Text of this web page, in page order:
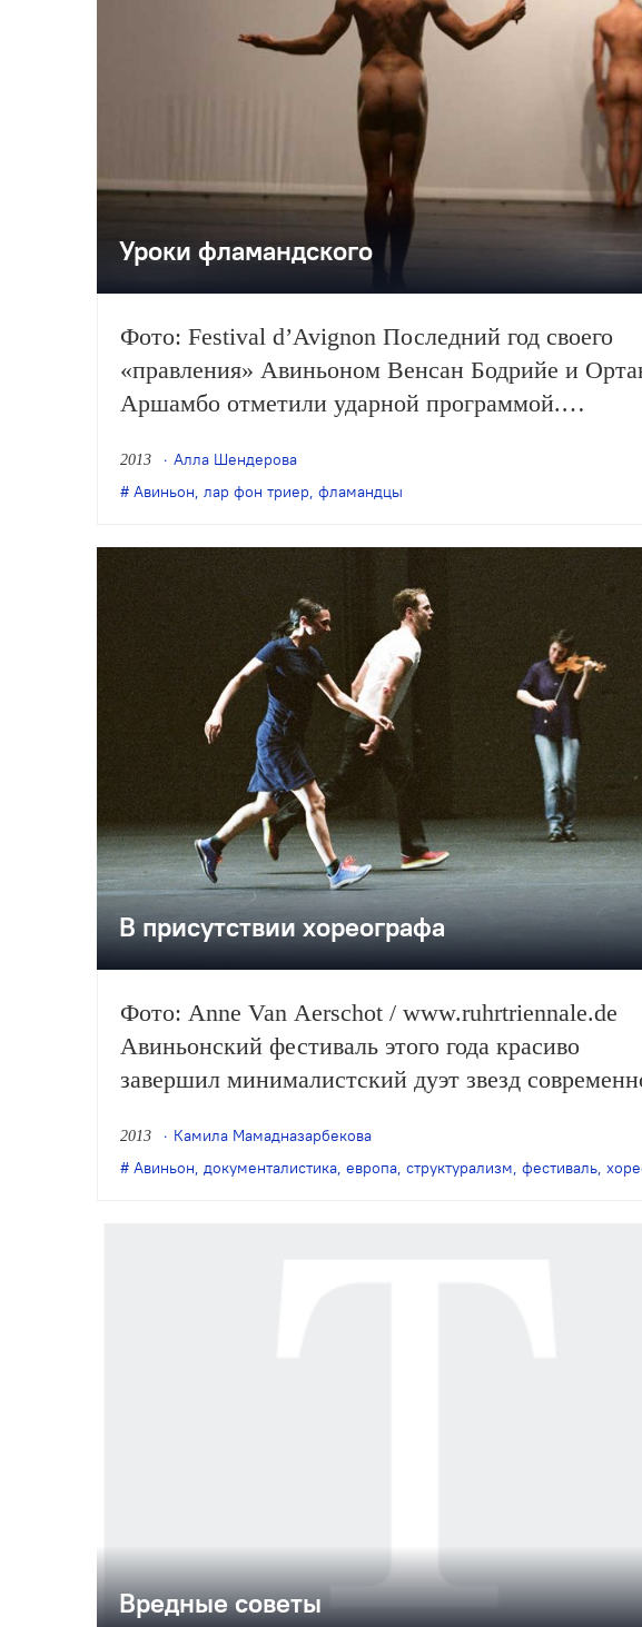
Уроки фламандского
Фото: Festival d’Avignon Последний год своего
«правления» Авиньоном Венсан Бодрийе и
Аршамбо отметили ударной программой.
2013
Алла Шендерова
Авиньон, лар фон триер, фламандцы
В присутствии хореографа
Фото: Anne Van Aerschot / www.ruhrtriennale.de
Авиньонский фестиваль этого года красиво
завершил минималистский дуэт звезд
показанный в огромном Почетном дворе Папского
дворца.
2013
Камила Мамадназарбекова
Авиньон, документалистика, европа, структурализм, фестиваль,
Вредные советы